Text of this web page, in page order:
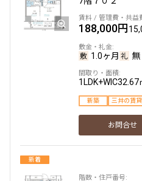
188,000円
1.0ヶ月 無
1LDK+WIC32.67
新築 三井の賃貸
お問合せ
新着